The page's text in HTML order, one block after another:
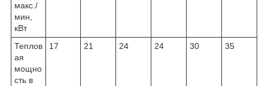
макс./
мин,
кВт
Теплов
ая
мощно
сть в
17 21 24 24 30 35